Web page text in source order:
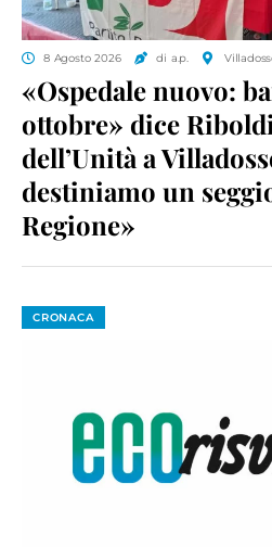
8 Agosto 2026 di a.p.
«Ospedale nuovo:
ottobre» dice
dell’Unità a
destiniamo un
Regione»
CRONACA